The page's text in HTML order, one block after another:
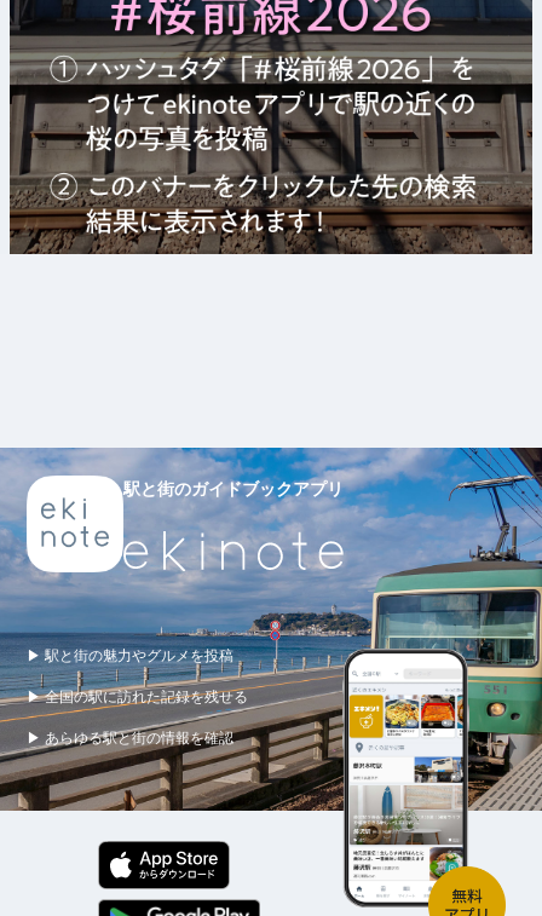
駅と街のガイドブックアプリ
▶ 駅と街の魅力やグルメを投稿
▶ 全国の駅に訪れた記録を残せる
▶ あらゆる駅と街の情報を確認